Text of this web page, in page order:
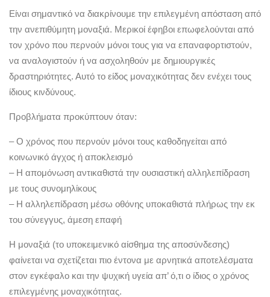
Είναι σημαντικό να διακρίνουμε την επιλεγμένη απόσταση από
την ανεπιθύμητη μοναξιά. Μερικοί έφηβοι επωφελούνται από
τον χρόνο που περνούν μόνοι τους για να επαναφορτιστούν,
να αναλογιστούν ή να ασχοληθούν με δημιουργικές
δραστηριότητες. Αυτό το είδος μοναχικότητας δεν ενέχει τους
ίδιους κινδύνους.
Προβλήματα προκύπτουν όταν:
– Ο χρόνος που περνούν μόνοι τους καθοδηγείται από
κοινωνικό άγχος ή αποκλεισμό
– Η απομόνωση αντικαθιστά την ουσιαστική αλληλεπίδραση
με τους συνομηλίκους
– Η αλληλεπίδραση μέσω οθόνης υποκαθιστά πλήρως την εκ
του σύνεγγυς, άμεση επαφή
Η μοναξιά (το υποκειμενικό αίσθημα της αποσύνδεσης)
φαίνεται να σχετίζεται πιο έντονα με αρνητικά αποτελέσματα
στον εγκέφαλο και την ψυχική υγεία απ’ ό,τι ο ίδιος ο χρόνος
επιλεγμένης μοναχικότητας.